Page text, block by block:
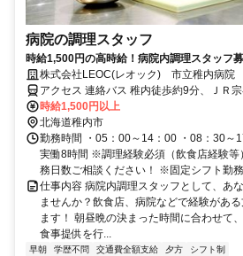
病院の調理スタッフ
時給1,500円の高時給！病院内調理スタッフ
あれば無資格でもOK！
株式会社LEOC(レオック) 市立稚内病院
アクセス 連絡バス 稚内徒歩約9分、ＪＲ
JR宗谷本線「稚内駅」から徒歩約10分
時給1,500円以上
北海道稚内市
勤務時間 ・05：00～14：00 ・08：30～
実働8時間 ※調理経験必須（飲食店経験
務日数ご相談ください！ ※固定シフト勤
仕事内容 病院内調理スタッフとして、あ
ませんか？飲食店、病院などで経験があ
ます！ 朝昼晩の決まった時間に合わせて
食事提供を行...
早朝 学歴不問 交通費全額支給 夕方 シフト制